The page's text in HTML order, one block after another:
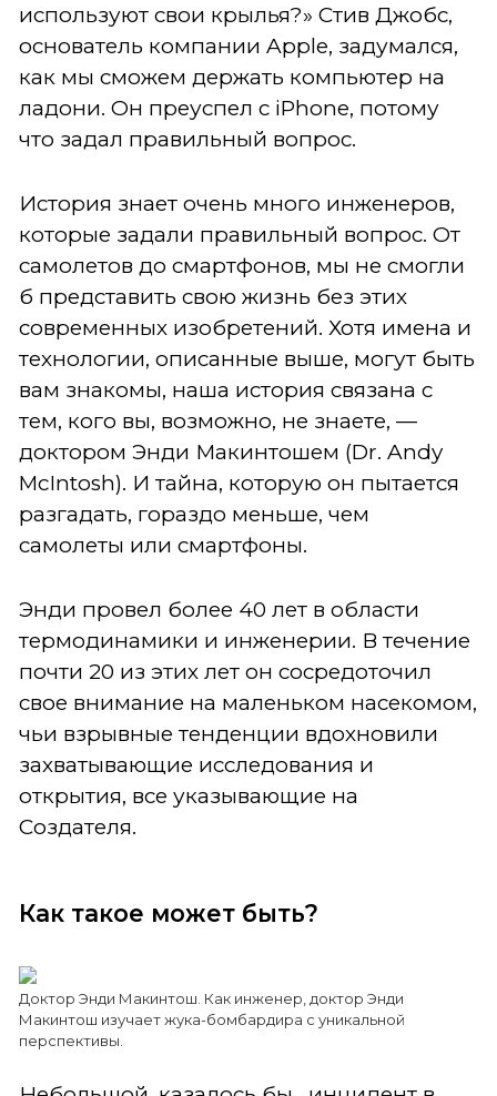
используют свои крылья?» Стив Джобс,
основатель компании Apple, задумался,
как мы сможем держать компьютер на
ладони. Он преуспел с iPhone, потому
что задал правильный вопрос.
История знает очень много инженеров,
которые задали правильный вопрос. От
самолетов до смартфонов, мы не смогли
б представить свою жизнь без этих
современных изобретений. Хотя имена и
технологии, описанные выше, могут быть
вам знакомы, наша история связана с
тем, кого вы, возможно, не знаете, —
доктором Энди Макинтошем (Dr. Andy
McIntosh). И тайна, которую он пытается
разгадать, гораздо меньше, чем
самолеты или смартфоны.
Энди провел более 40 лет в области
термодинамики и инженерии. В течение
почти 20 из этих лет он сосредоточил
свое внимание на маленьком насекомом,
чьи взрывные тенденции вдохновили
захватывающие исследования и
открытия, все указывающие на
Создателя.
Как такое может быть?
Доктор Энди Макинтош. Как инженер, доктор Энди
Макинтош изучает жука-бомбардира с уникальной
перспективы.